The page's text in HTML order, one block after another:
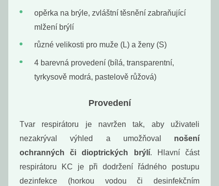
Šampuk Mint
239Kč
Šampuk Orient
chai
239Kč
opěrka na brýle, zvláštní těsnění zabraňující
mlžení brýlí
různé velikosti pro muže (L) a ženy (S)
4 barevná provedení (bílá, transparentní,
tyrkysově modrá, pastelově růžová)
Provedení
Tvar respirátoru je navržen tak, aby uživateli
nezakrýval výhled a umožňoval nošení
ochranných či dioptrických brýlí. Hlavní část
respirátoru KC je při dodržení řádného postupu
dezinfekce (horkou vodou či desinfekčním